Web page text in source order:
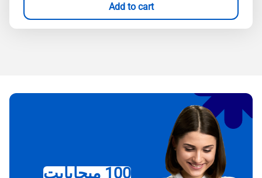
Add to cart
100 ميجابايت